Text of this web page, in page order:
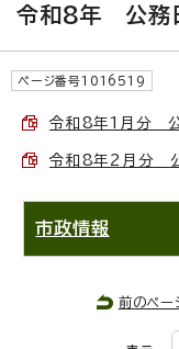
令和8年 公務
ページ番号1016519
令和8年1月分
令和8年2月分
市政情報
前のペー